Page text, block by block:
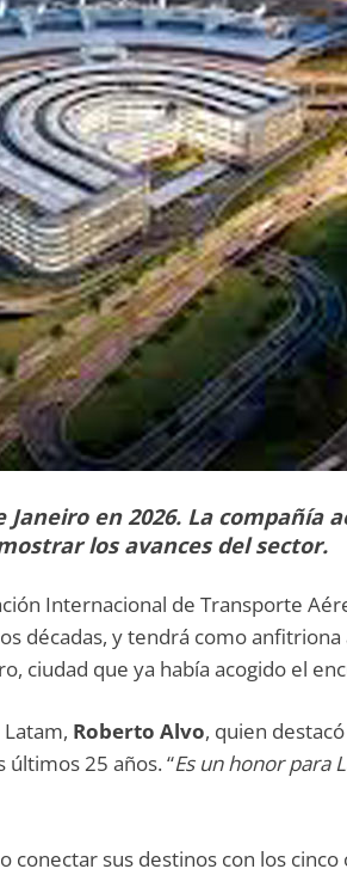
en 2026. La compañía
los avances del sector.
Internacional de Transporte
décadas, y tendrá como anfitriona
ciudad que ya había acogido el
Roberto Alvo, quien
25 años. “Es un honor para
conectar sus destinos con los